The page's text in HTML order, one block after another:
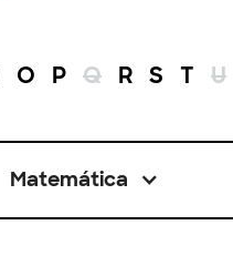
O P Q R S T U
Matemática